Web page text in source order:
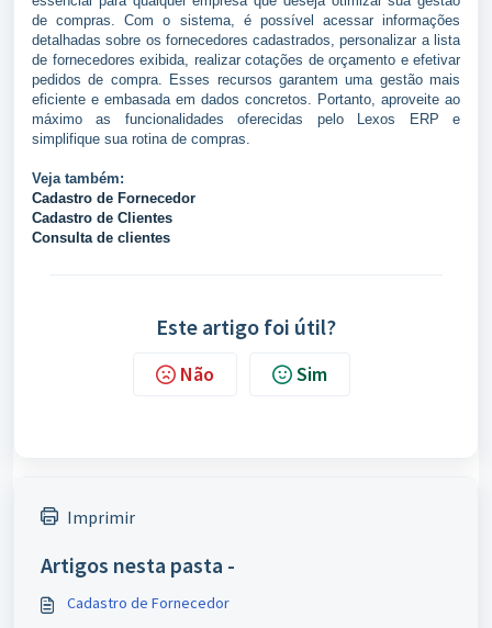
de compras. Com o sistema, é possível acessar informações
detalhadas sobre os fornecedores cadastrados, personalizar a lista
de fornecedores exibida, realizar cotações de orçamento e efetivar
pedidos de compra. Esses recursos garantem uma gestão mais
eficiente e embasada em dados concretos. Portanto, aproveite ao
máximo as funcionalidades oferecidas pelo Lexos ERP e
simplifique sua rotina de compras.
Veja também:
Cadastro de Fornecedor
Cadastro de Clientes
Consulta de clientes
Este artigo foi útil?
Não Sim
Imprimir
Artigos nesta pasta -
Cadastro de Fornecedor